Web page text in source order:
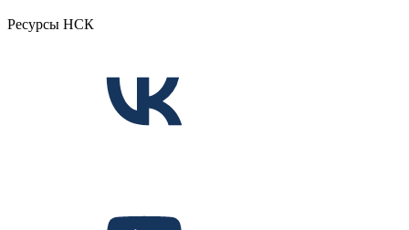
Ресурсы НСК